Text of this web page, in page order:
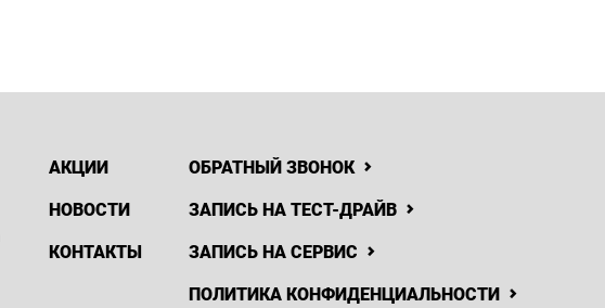
АКЦИИ
НОВОСТИ
КОНТАКТЫ
ОБРАТНЫЙ ЗВОНОК
ЗАПИСЬ НА ТЕСТ-ДРАЙВ
ЗАПИСЬ НА СЕРВИС
ПОЛИТИКА КОНФИДЕНЦИАЛЬНОСТИ